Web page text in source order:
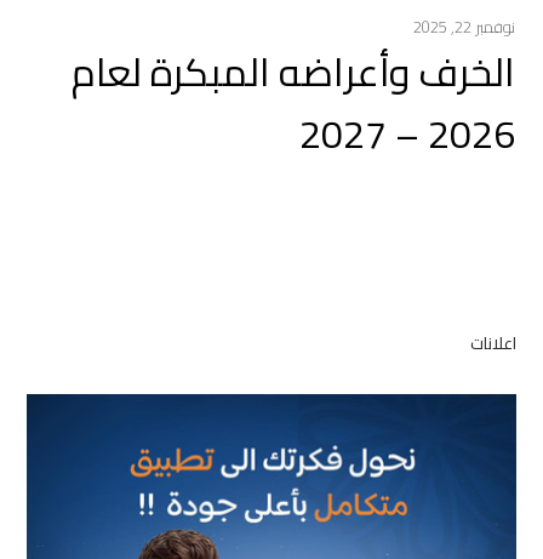
نوفمبر 22, 2025
الخرف وأعراضه المبكرة لعام
2026 – 2027
اعلانات